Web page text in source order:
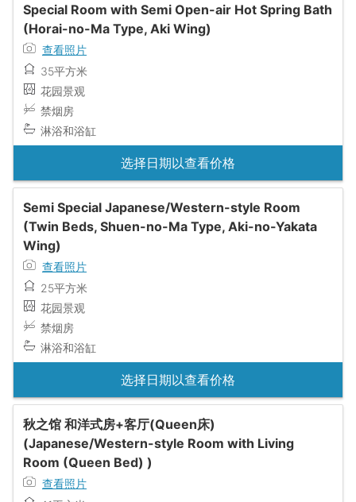
Special Room with Semi Open-air Hot Spring Bath
(Horai-no-Ma Type, Aki Wing)
查看照片
35平方米
花园景观
禁烟房
淋浴和浴缸
选择日期以查看价格
Semi Special Japanese/Western-style Room
(Twin Beds, Shuen-no-Ma Type, Aki-no-Yakata
Wing)
查看照片
25平方米
花园景观
禁烟房
淋浴和浴缸
选择日期以查看价格
秋之馆 和洋式房+客厅(Queen床)
(Japanese/Western-style Room with Living
Room (Queen Bed) )
查看照片